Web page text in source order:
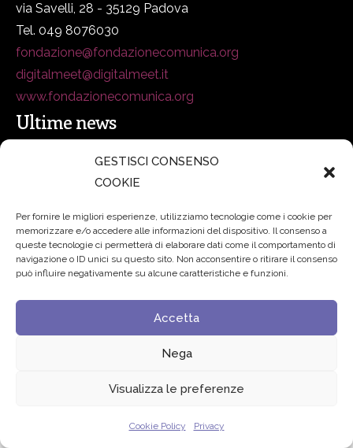
GESTISCI CONSENSO
COOKIE
Per fornire le migliori esperienze, utilizziamo tecnologie come i cookie per
memorizzare e/o accedere alle informazioni del dispositivo. Il consenso a
queste tecnologie ci permetterà di elaborare dati come il comportamento di
navigazione o ID unici su questo sito. Non acconsentire o ritirare il consenso
può influire negativamente su alcune caratteristiche e funzioni.
Accetta
Nega
Visualizza le preferenze
Cookie Policy Privacy
via Savelli, 28 - 35129 Padova
Tel. 049 8076030
fondazione@fondazionecomunica.org
digitalmeet@digitalmeet.it
www.fondazionecomunica.org
Ultime news
secsolutionforum 2026: è Bologna la nuova capitale
Padre Benanti: «Intelligenza artificiale? Contro i nuovi
algoritmi del potere serve una governance condivisa»
21 Luglio 2026
Edvance – Digital Education Hub Higher Education
Giugno 2026